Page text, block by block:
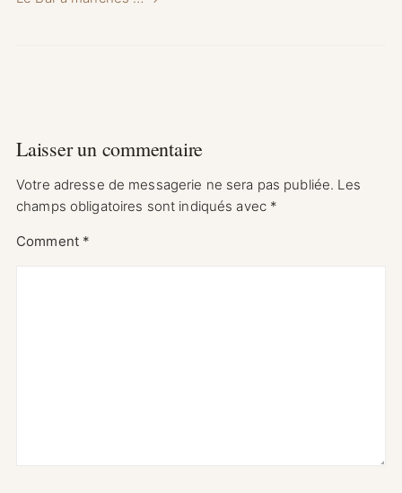
Laisser un commentaire
Votre adresse de messagerie ne sera pas publiée. Les
champs obligatoires sont indiqués avec *
Comment *